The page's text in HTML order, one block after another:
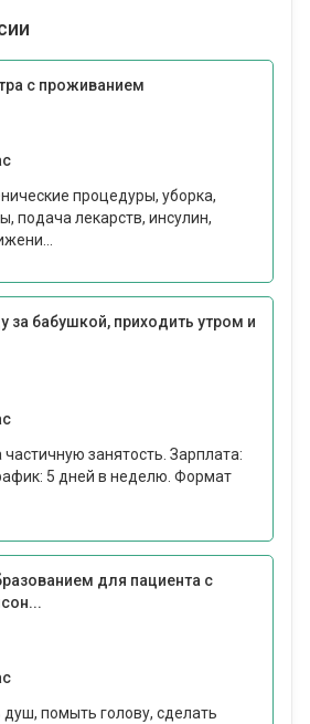
с проживанием
процедуры, уборка,
подача лекарств, инсулин,
за бабушкой, приходить утром и
занятость. Зарплата:
5 дней в неделю. Формат
для пациента с
душ, помыть голову, сделать